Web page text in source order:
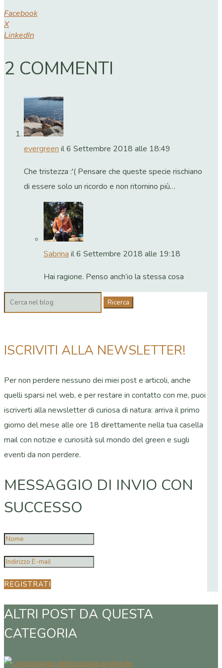
Facebook
X
LinkedIn
2 COMMENTI
evergreenil 6 Settembre 2018 alle 18:49
Che tristezza :'( Pensare che queste specie rischiano
di essere solo un ricordo e non ritornino più…
Sabrinail 6 Settembre 2018 alle 19:18
Hai ragione. Penso anch’io la stessa cosa
Cerca:
ISCRIVITI ALLA NEWSLETTER!
Per non perdere nessuno dei miei post e articoli, anche
quelli sparsi nel web, e per restare in contatto con me, puoi
iscriverti alla newsletter di curiosa di natura: arriva il primo
giorno del mese alle ore 18 direttamente nella tua casella
mail con notizie e curiosità sul mondo del green e sugli
eventi da non perdere.
MESSAGGIO DI INVIO CON
SUCCESSO
REGISTRATI
ALTRI POST DA QUESTA
CATEGORIA